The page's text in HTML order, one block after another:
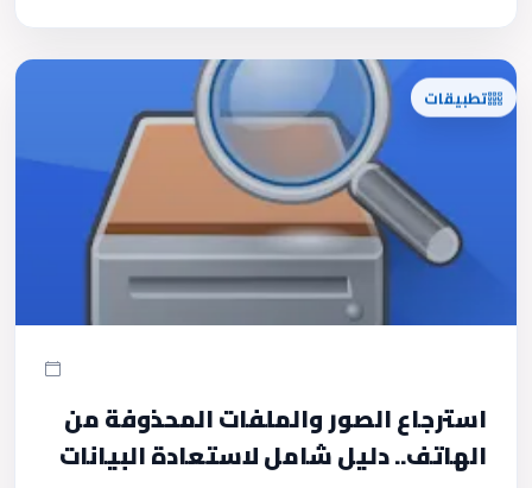
تطبيقات
استرجاع الصور والملفات المحذوفة من
الهاتف.. دليل شامل لاستعادة البيانات